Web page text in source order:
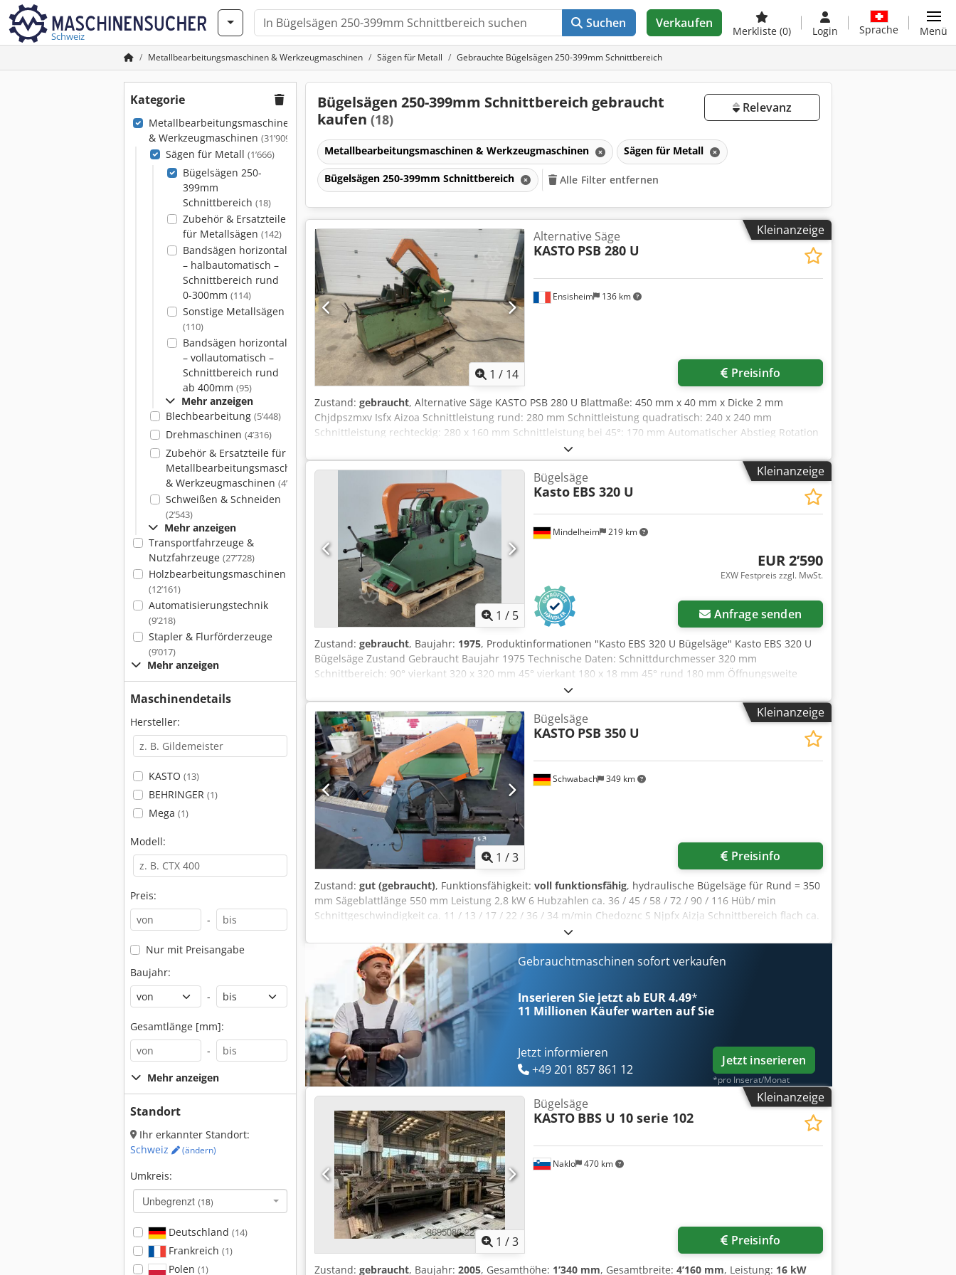
Schweiz
Suchen Verkaufen
Merkliste (0) Login Sprache Menü
Metallbearbeitungsmaschinen & Werkzeugmaschinen Sägen für Metall Gebrauchte Bügelsägen 250-399mm Schnittbereich
Kategorie
Metallbearbeitungsmaschinen
& Werkzeugmaschinen (31’909)
Sägen für Metall (1’666)
Bügelsägen 250-
399mm
Schnittbereich (18)
Zubehör & Ersatzteile
für Metallsägen (142)
Bandsägen horizontal
– halbautomatisch –
Schnittbereich rund
0-300mm (114)
Sonstige Metallsägen
(110)
Bandsägen horizontal
– vollautomatisch –
Schnittbereich rund
ab 400mm (95)
Mehr anzeigen
Blechbearbeitung (5’448)
Drehmaschinen (4’316)
Zubehör & Ersatzteile für
Metallbearbeitungsmaschinen
& Werkzeugmaschinen (4’082)
Schweißen & Schneiden
(2’543)
Mehr anzeigen
Transportfahrzeuge &
Nutzfahrzeuge (27’728)
Holzbearbeitungsmaschinen
(12’161)
Automatisierungstechnik
(9’218)
Stapler & Flurförderzeuge
(9’017)
Mehr anzeigen
Maschinendetails
Hersteller:
KASTO (13)
BEHRINGER (1)
Mega (1)
Modell:
Preis:
-
Nur mit Preisangabe
Baujahr:
-
Gesamtlänge [mm]:
-
Mehr anzeigen
Standort
Ihr erkannter Standort:
Schweiz
(ändern)
Umkreis:
Unbegrenzt (18)
Deutschland (14)
Frankreich (1)
Polen (1)
Bügelsägen 250-399mm Schnittbereich gebraucht
kaufen (18)
Relevanz
Metallbearbeitungsmaschinen & Werkzeugmaschinen Sägen für Metall
Bügelsägen 250-399mm Schnittbereich Alle Filter entfernen
Kleinanzeige
1 / 14
Ensisheim 136 km
Alternative Säge
KASTO PSB 280 U
Preisinfo
Zustand: gebraucht, Alternative Säge KASTO PSB 280 U Blattmaße: 450 mm x 40 mm x Dicke 2 mm
Chjdpszmxv Isfx Aizoa Schnittleistung rund: 280 mm Schnittleistung quadratisch: 240 x 240 mm
Schnittleistung rechteckig: 280 x 160 mm Schnittleistung bei 45°: 170 mm Automatischer Abstieg Rotation
mit 2 Geschwindigkeiten Schwenkbare Backen von 0 bis 45° Backenlänge: 350 mm x Höhe 150 mm
Maximale Backenöffnung: 310 mm Schmiermittelpumpe Spannung: 380 V Abmessungen (L x B x H): 1800 x
800 x 1300 mm Gewicht: ca. 1 t
Kleinanzeige
1 / 5
Mindelheim 219 km
Bügelsäge
Kasto EBS 320 U
EUR 2’590
EXW Festpreis zzgl. MwSt.
Anfrage senden
Zustand: gebraucht, Baujahr: 1975, Produktinformationen "Kasto EBS 320 U Bügelsäge" Kasto EBS 320 U
Bügelsäge Zustand Gebraucht Baujahr 1975 Technische Daten: Schnittdurchmesser 320 mm
Schnittbereich: 90° vierkant 320 x 320 mm 45° vierkant 180 x 18 mm 45° rund 180 mm Öffnungsweite
Schraubstock 320 mm Beandgeschwindigkeiten 37 - 102, 4 Stufen Sägebandlänge 575 x 50 x 2,5 mm
Motorleistung 4,5 kW Abmessungen (BxTxH), ca. 1670 x 750 x 1500 (Bügel oben) Cjdpszily Ssfx Aizsha
Gewicht, ca. 700 kg Ausstattung: - Kühlmitteleinrichtung mit Pumpe - 2 Sägebänder - Maschinenfüße
Anfrageartikel: Transportkosten im individuellen Angebot.
Kleinanzeige
1 /3
Schwabach 349 km
Bügelsäge
KASTO PSB 350 U
Preisinfo
Zustand: gut (gebraucht), Funktionsfähigkeit: voll funktionsfähig, hydraulische Bügelsäge für Rund = 350
mm Sägeblattlänge 550 mm Leistung 2,8 kW 6 Hubzahlen ca. 36 / 45 / 58 / 72 / 90 / 116 Hüb/ min
Schnittgeschwindigkeit ca. 11 / 13 / 17 / 22 / 36 / 34 m/min Chedoznc S Njpfx Aizja Schnittbereich flach ca.
Gebrauchtmaschinen sofort verkaufen
Inserieren Sie jetzt ab EUR 4.49*
11 Millionen Käufer warten auf Sie
Jetzt informieren
+49 201 857 861 12
Jetzt inserieren
*pro Inserat/Monat
Kleinanzeige
1 /3
Naklo 470 km
Bügelsäge
KASTO BBS U 10 serie 102
Preisinfo
Zustand: gebraucht, Baujahr: 2005, Gesamthöhe: 1’340 mm, Gesamtbreite: 4’160 mm, Leistung: 16 kW